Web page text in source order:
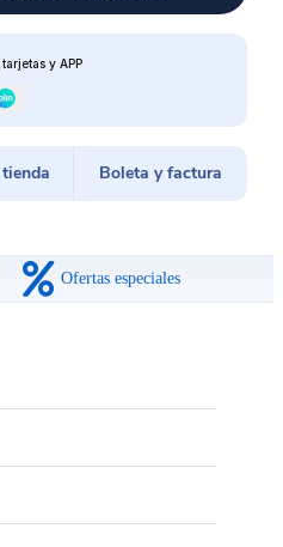
y APP
Boleta y factura
Ofertas especiales